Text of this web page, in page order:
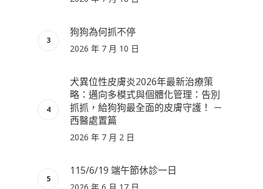
狗狗為何抓不停
2026 年 7 月 10 日
犬異位性皮膚炎2026年最新治療策
略：邁向多模式與個體化管理：告別
抓抓，給狗狗最全面的皮膚守護！ －
西醫處置篇
2026 年 7 月 2 日
115/6/19 端午節休診一日